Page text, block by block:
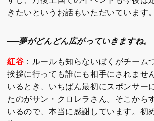
きたいというお話もいただいています。
──夢がどんどん広がっていきますね。
紅谷 ：ルールも知らないぼくがチーム
挨拶に行っても誰にも相手にされませ
いるとき、いちばん最初にスポンサー
たのがサン・クロレラさん。そこから
いるので、本当に感謝しています。初